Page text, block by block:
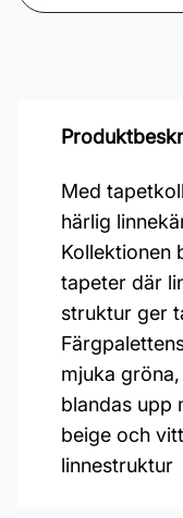
Med
härlig
Kollektionen
tapeter där
struktur ger
mjuka
blandas upp
beige och
linnestruktur